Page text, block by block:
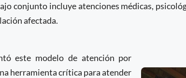
conjunto incluye atenciones médicas,
afectada.
este modelo de atención por
herramienta crítica para atender